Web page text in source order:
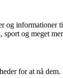
og
sport og meget
for at nå